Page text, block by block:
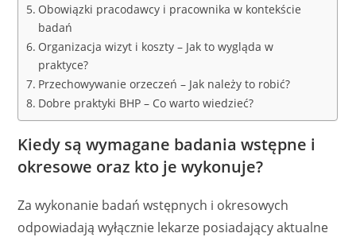
Obowiązki pracodawcy i pracownika w kontekście
badań
Organizacja wizyt i koszty – Jak to wygląda w
praktyce?
Przechowywanie orzeczeń – Jak należy to robić?
Dobre praktyki BHP – Co warto wiedzieć?
Kiedy są wymagane badania wstępne i
okresowe oraz kto je wykonuje?
Za wykonanie badań wstępnych i okresowych
odpowiadają wyłącznie lekarze posiadający aktualne